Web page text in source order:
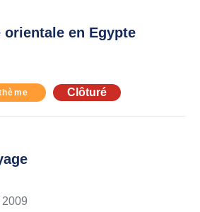
orientale en Egypte
Clôturé